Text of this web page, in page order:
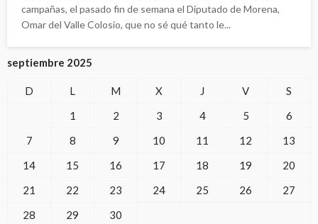
campañas, el pasado fin de semana el Diputado de Morena,
Omar del Valle Colosio, que no sé qué tanto le...
septiembre 2025
D L M X J V
S
1
2 3 4 5
6
7
8 9 10 11 12
13
14
15 16 17 18 19
20
21
22 23 24 25 26
27
28
29
30